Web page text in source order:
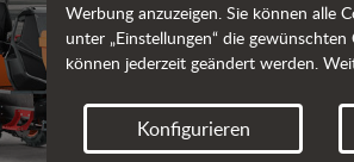
Werbung anzuzeigen. Sie können alle
unter „Einstellungen“ die
können jederzeit geändert werden.
Konfigurieren